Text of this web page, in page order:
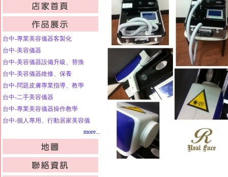
台中-專業美容儀器客製化
台中-美容儀器
台中-美容儀器設備升級、替換
台中-美容儀器維修、保養
台中-問題皮膚專業指導、教學
台中-二手美容儀器
台中-專業美容儀器操作教學
台中-個人專用、行動居家美容儀
more...